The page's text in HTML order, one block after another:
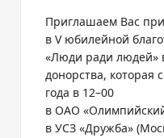
Приглашаем Вас
в V юбилейной
«Люди ради людей»
донорства, которая
года в 12–00
в ОАО
в УСЗ «Дружба»